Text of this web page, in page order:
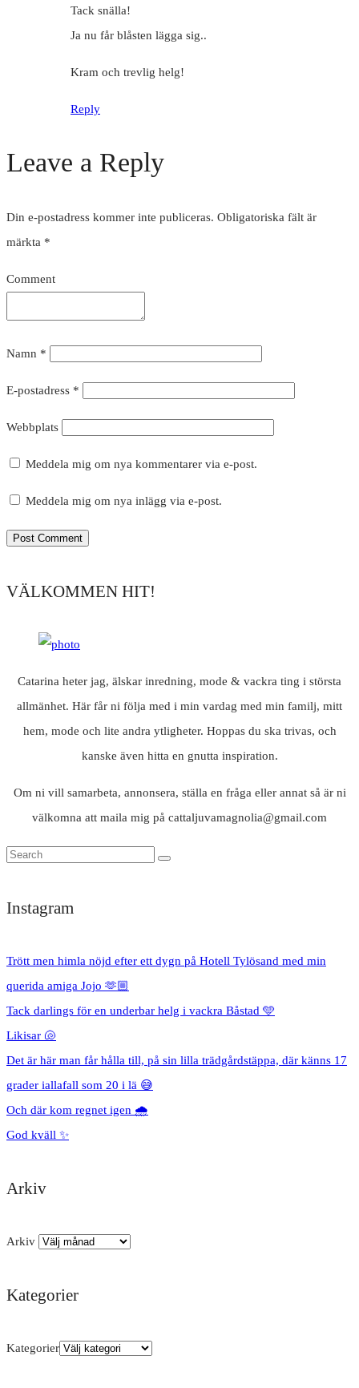
Tack snälla!
Ja nu får blåsten lägga sig..
Kram och trevlig helg!
Reply
Leave a Reply
Din e-postadress kommer inte publiceras. Obligatoriska fält är
märkta *
Comment
Namn *
E-postadress *
Webbplats
Meddela mig om nya kommentarer via e-post.
Meddela mig om nya inlägg via e-post.
VÄLKOMMEN HIT!
Catarina heter jag, älskar inredning, mode & vackra ting i största
allmänhet. Här får ni följa med i min vardag med min familj, mitt
hem, mode och lite andra ytligheter. Hoppas du ska trivas, och
kanske även hitta en gnutta inspiration.
Om ni vill samarbeta, annonsera, ställa en fråga eller annat så är ni
välkomna att maila mig på cattaljuvamagnolia@gmail.com
Instagram
Trött men himla nöjd efter ett dygn på Hotell Tylösand med min
querida amiga Jojo 🫶🏼
Tack darlings för en underbar helg i vackra Båstad 🩵
Likisar 🐚
Det är här man får hålla till, på sin lilla trädgårdstäppa, där känns 17
grader iallafall som 20 i lä 😅
Och där kom regnet igen 🌧️
God kväll ✨
Arkiv
Arkiv
Kategorier
Kategorier